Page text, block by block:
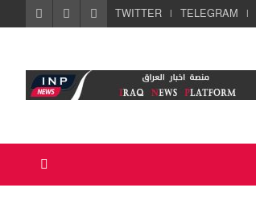
TELEGRAM
TWITTER